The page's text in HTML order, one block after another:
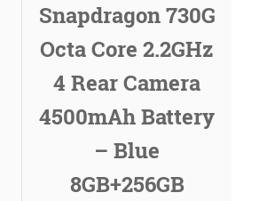
Snapdragon 730G
Octa Core 2.2GHz
4 Rear Camera
4500mAh Battery
– Blue
8GB+256GB